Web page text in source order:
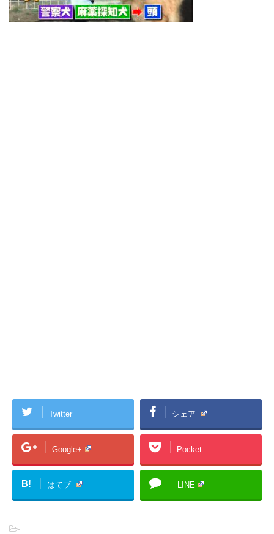
Twitter シェア
Google+ Pocket
B! はてブ LINE
-